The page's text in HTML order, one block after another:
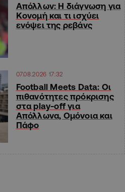
Απόλλων: Η διάγνωση για
Κονομή και τι ισχύει
ενόψει της ρεβάνς
07.08.2026 17:32
Football Meets Data: Οι
πιθανότητες πρόκρισης
στα play-off για
Απόλλωνα, Ομόνοια και
Πάφο